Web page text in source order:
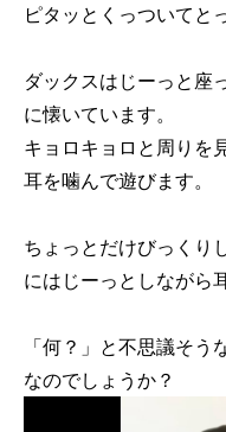
ピタッとくっついてと
ダックスはじーっと座
に懐いています。
キョロキョロと周りを
耳を噛んで遊びます。
ちょっとだけびっくり
にはじーっとしながら
「何？」と不思議そう
なのでしょうか？